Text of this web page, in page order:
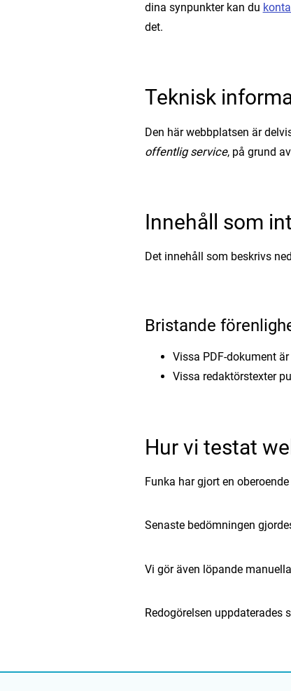
dina synpunkter kan du
det.
Teknisk
Den här webbplatsen är
offentlig service, på grund
Innehåll som
Det innehåll som beskrivs
Bristande
Vissa PDF-dokument
Vissa redaktörstexter
Hur vi testat
Funka har gjort en
Senaste bedömningen
Vi gör även löpande
Redogörelsen uppdaterades